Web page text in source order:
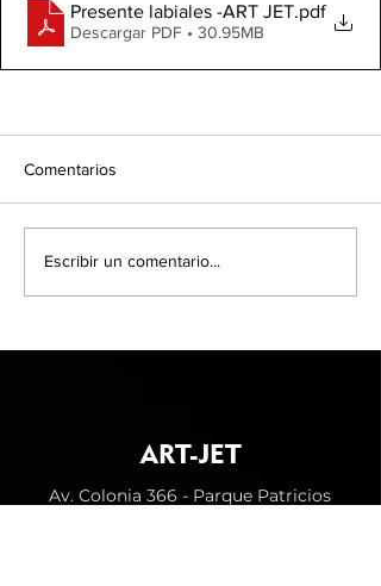
Presente labiales -ART JET.pdf
Descargar PDF • 30.95MB
Comentarios
Escribir un comentario...
ART-JET
Av. Colonia 366 - Parque Patricios